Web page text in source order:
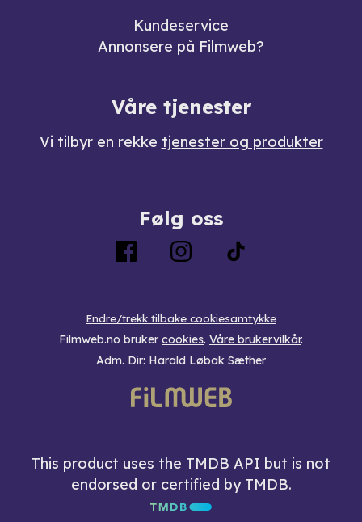
Kundeservice
Annonsere på Filmweb?
Våre tjenester
Vi tilbyr en rekke tjenester og produkter
Følg oss
Endre/trekk tilbake cookiesamtykke
Filmweb.no bruker cookies. Våre brukervilkår.
Adm. Dir: Harald Løbak Sæther
This product uses the TMDB API but is not
endorsed or certified by TMDB.